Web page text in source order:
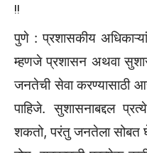
!!
पुणे : प्रशासकीय
म्हणजे प्रशासन अथवा
जनतेची सेवा करण्यासाठी
पाहिजे. सुशासनाबद्दल
शकतो, परंतु जनतेला